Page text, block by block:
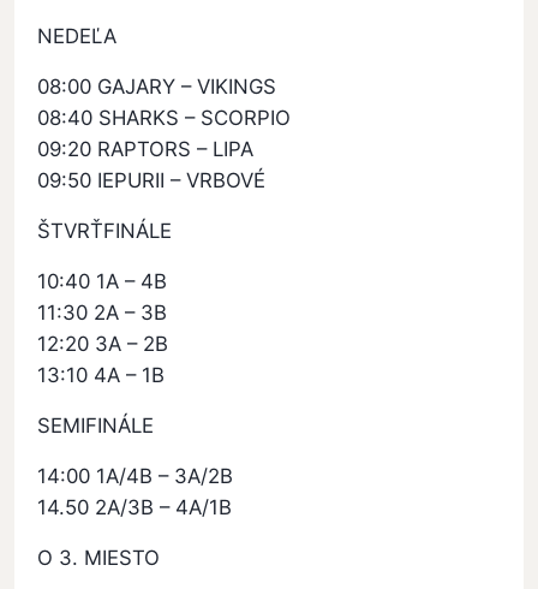
NEDEĽA
08:00 GAJARY – VIKINGS
08:40 SHARKS – SCORPIO
09:20 RAPTORS – LIPA
09:50 IEPURII – VRBOVÉ
ŠTVRŤFINÁLE
10:40 1A – 4B
11:30 2A – 3B
12:20 3A – 2B
13:10 4A – 1B
SEMIFINÁLE
14:00 1A/4B – 3A/2B
14.50 2A/3B – 4A/1B
O 3. MIESTO